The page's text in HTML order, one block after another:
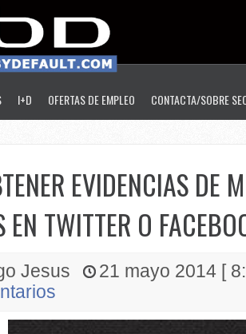
I+D OFERTAS DE EMPLEO CONTACTA/SOBRE
EVIDENCIAS DE
EN TWITTER O
Jesus
21 mayo 2014 [